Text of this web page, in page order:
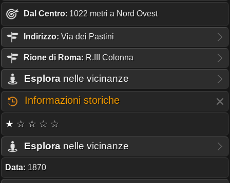
Dal Centro: 1022 metri a Nord Ovest
Indirizzo: Via dei Pastini
Rione di Roma: R.III Colonna
Esplora nelle vicinanze
Informazioni storiche
★ ☆ ☆ ☆ ☆
Esplora nelle vicinanze
Data: 1870